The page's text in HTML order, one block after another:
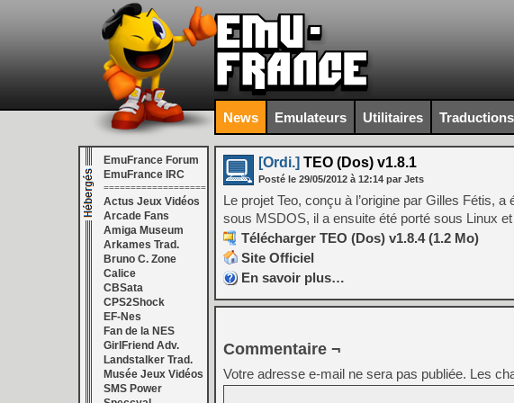
News Emulateurs Utilitaires Traductions
EmuFrance Forum
EmuFrance IRC
===================
Actus Jeux Vidéos
Arcade Fans
Amiga Museum
Arkames Trad.
Bruno C. Zone
Calice
CBSata
CPS2Shock
EF-Nes
Fan de la NES
GirlFriend Adv.
Landstalker Trad.
Musée Jeux Vidéos
SMS Power
[Ordi.] TEO (Dos) v1.8.1
Posté le 29/05/2012 à 12:14 par Jets
Le projet Teo, conçu à l’origine par Gilles Fétis,
sous MSDOS, il a ensuite été porté sous Linux
Télécharger TEO (Dos) v1.8.4 (1.2 Mo)
Site Officiel
En savoir plus…
Commentaire ¬
Votre adresse e-mail ne sera pas publiée. Les